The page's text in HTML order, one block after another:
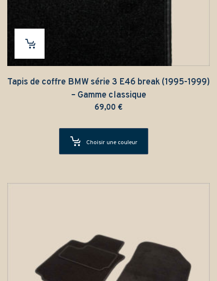
Tapis de coffre BMW série 3 E46 break (1995-1999)
– Gamme classique
69,00 €
Choisir une couleur